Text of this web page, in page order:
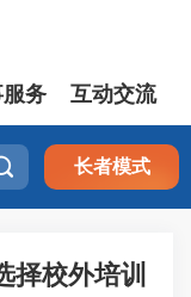
务 互动交流
长者模式
择校外培训